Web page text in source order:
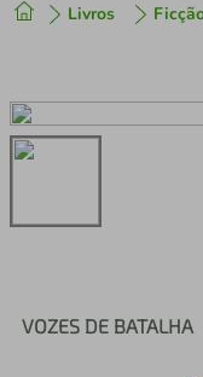
Livros
VOZES DE BATALHA
2º cafeteira